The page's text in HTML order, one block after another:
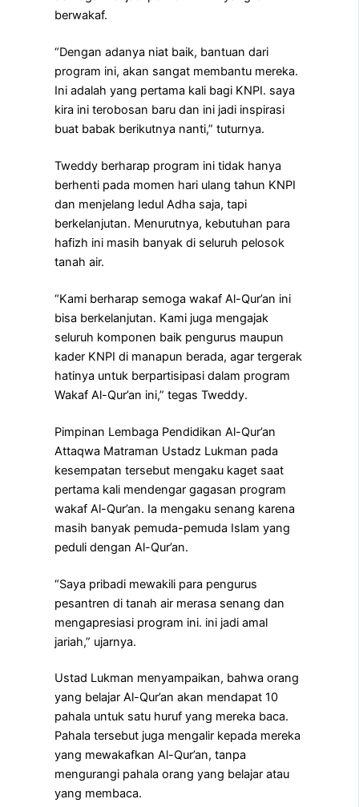
berwakaf.
“Dengan adanya niat baik, bantuan dari
program ini, akan sangat membantu mereka.
Ini adalah yang pertama kali bagi KNPI. saya
kira ini terobosan baru dan ini jadi inspirasi
buat babak berikutnya nanti,” tuturnya.
Tweddy berharap program ini tidak hanya
berhenti pada momen hari ulang tahun KNPI
dan menjelang Iedul Adha saja, tapi
berkelanjutan. Menurutnya, kebutuhan para
hafizh ini masih banyak di seluruh pelosok
tanah air.
“Kami berharap semoga wakaf Al-Qur’an ini
bisa berkelanjutan. Kami juga mengajak
seluruh komponen baik pengurus maupun
kader KNPI di manapun berada, agar tergerak
hatinya untuk berpartisipasi dalam program
Wakaf Al-Qur’an ini,” tegas Tweddy.
Pimpinan Lembaga Pendidikan Al-Qur’an
Attaqwa Matraman Ustadz Lukman pada
kesempatan tersebut mengaku kaget saat
pertama kali mendengar gagasan program
wakaf Al-Qur’an. Ia mengaku senang karena
masih banyak pemuda-pemuda Islam yang
peduli dengan Al-Qur’an.
“Saya pribadi mewakili para pengurus
pesantren di tanah air merasa senang dan
mengapresiasi program ini. ini jadi amal
jariah,” ujarnya.
Ustad Lukman menyampaikan, bahwa orang
yang belajar Al-Qur’an akan mendapat 10
pahala untuk satu huruf yang mereka baca.
Pahala tersebut juga mengalir kepada mereka
yang mewakafkan Al-Qur’an, tanpa
mengurangi pahala orang yang belajar atau
yang membaca.